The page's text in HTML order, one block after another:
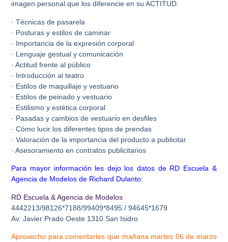
imagen personal que los diferencie en su ACTITUD.
· Técnicas de pasarela
· Posturas y estilos de caminar
· Importancia de la expresión corporal
· Lenguaje gestual y comunicación
· Actitud frente al público
· Introducción al teatro
· Estilos de maquillaje y vestuario
· Estilos de peinado y vestuario
· Estilismo y estética corporal
· Pasadas y cambios de vestuario en desfiles
· Cómo lucir los diferentes tipos de prendas
· Valoración de la importancia del producto a publicitar
· Asesoramiento en contratos publicitarios
Para mayor información les dejo los datos de RD Escuela &
Agencia de Modelos de Richard Dulanto:
RD Escuela & Agencia de Modelos
4442213/98126*7188/99409*8495 / 94645*1679
Av. Javier Prado Oeste 1310 San Isidro
Aprovecho para comentarles que mañana martes 06 de marzo